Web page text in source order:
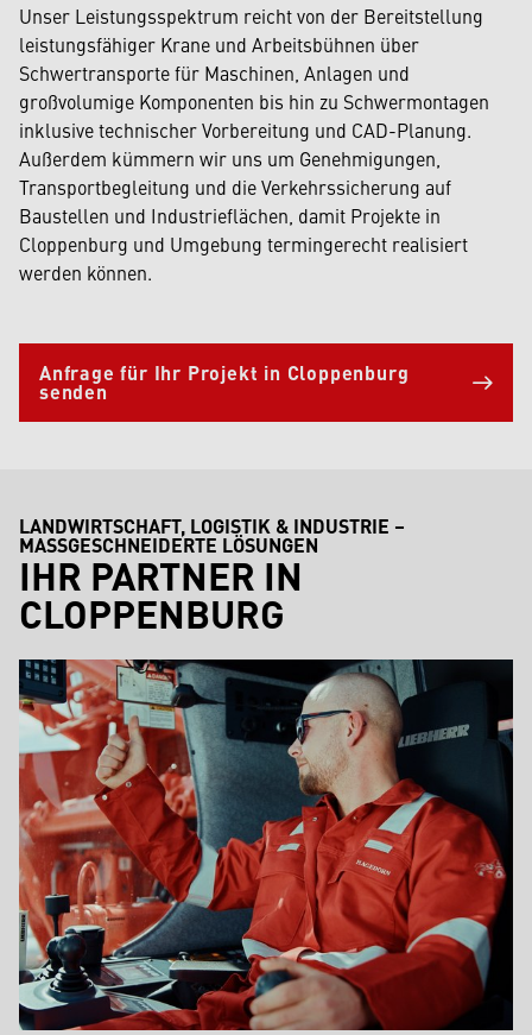
Unser Leistungsspektrum reicht von der Bereitstellung
leistungsfähiger Krane und Arbeitsbühnen über
Schwertransporte für Maschinen, Anlagen und
großvolumige Komponenten bis hin zu Schwermontagen
inklusive technischer Vorbereitung und CAD-Planung.
Außerdem kümmern wir uns um Genehmigungen,
Transportbegleitung und die Verkehrssicherung auf
Baustellen und Industrieflächen, damit Projekte in
Cloppenburg und Umgebung termingerecht realisiert
werden können.
Anfrage für Ihr Projekt in Cloppenburg
senden
LANDWIRTSCHAFT, LOGISTIK & INDUSTRIE –
MASSGESCHNEIDERTE LÖSUNGEN
IHR PARTNER IN
CLOPPENBURG